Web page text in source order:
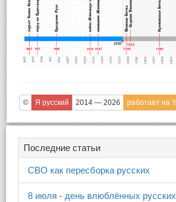
© Я русский 2014 — 2026 работает на
Последние статьи
СВО как пересборка русских
8 июля - день влюблённых русских